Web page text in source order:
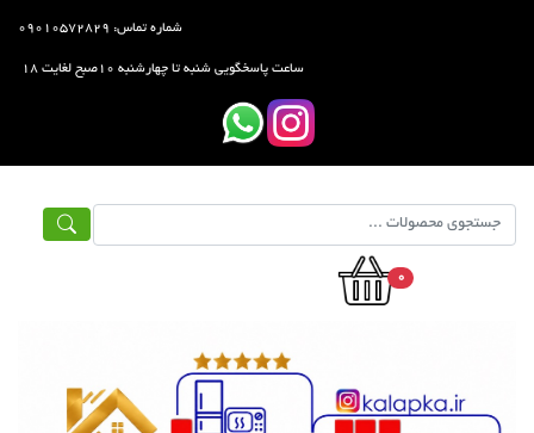
شماره تماس: ۰۹۰۱۰۵۷۲۸۲۹
ساعت پاسخگویی شنبه تا چهارشنبه ۱۰صبح لغایت ۱۸
0